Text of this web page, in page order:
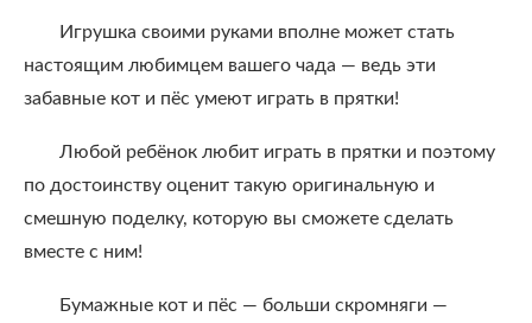
Игрушка своими руками вполне может стать
настоящим любимцем вашего чада — ведь эти
забавные кот и пёс умеют играть в прятки!
Любой ребёнок любит играть в прятки и поэтому
по достоинству оценит такую оригинальную и
смешную поделку, которую вы сможете сделать
вместе с ним!
Бумажные кот и пёс — больши скромняги —